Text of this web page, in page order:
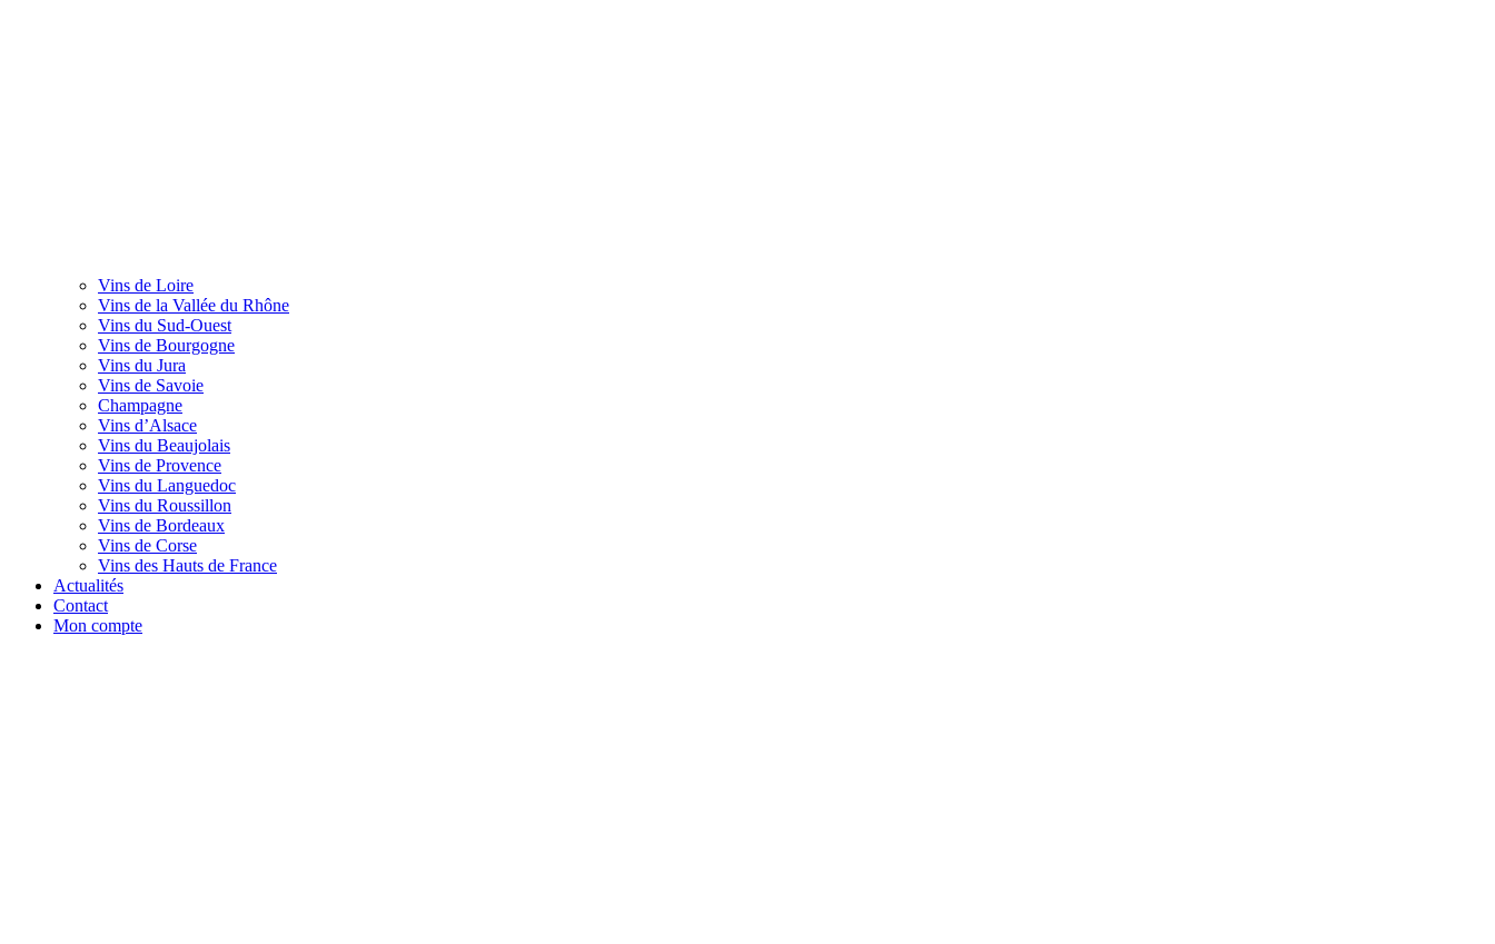
Vins de Loire
Vins de la Vallée du Rhône
Vins du Sud-Ouest
Vins de Bourgogne
Vins du Jura
Vins de Savoie
Champagne
Vins d’Alsace
Vins du Beaujolais
Vins de Provence
Vins du Languedoc
Vins du Roussillon
Vins de Bordeaux
Vins de Corse
Vins des Hauts de France
Actualités
Contact
Mon compte